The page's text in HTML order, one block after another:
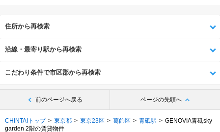
住所から再検索
沿線・最寄り駅から再検索
こだわり条件で市区郡から再検索
前のページへ戻る ページの先頭へ
CHINTAIトップ 東京都 東京23区 葛飾区 青砥駅
GENOVIA青砥sky
garden 2階の賃貸物件